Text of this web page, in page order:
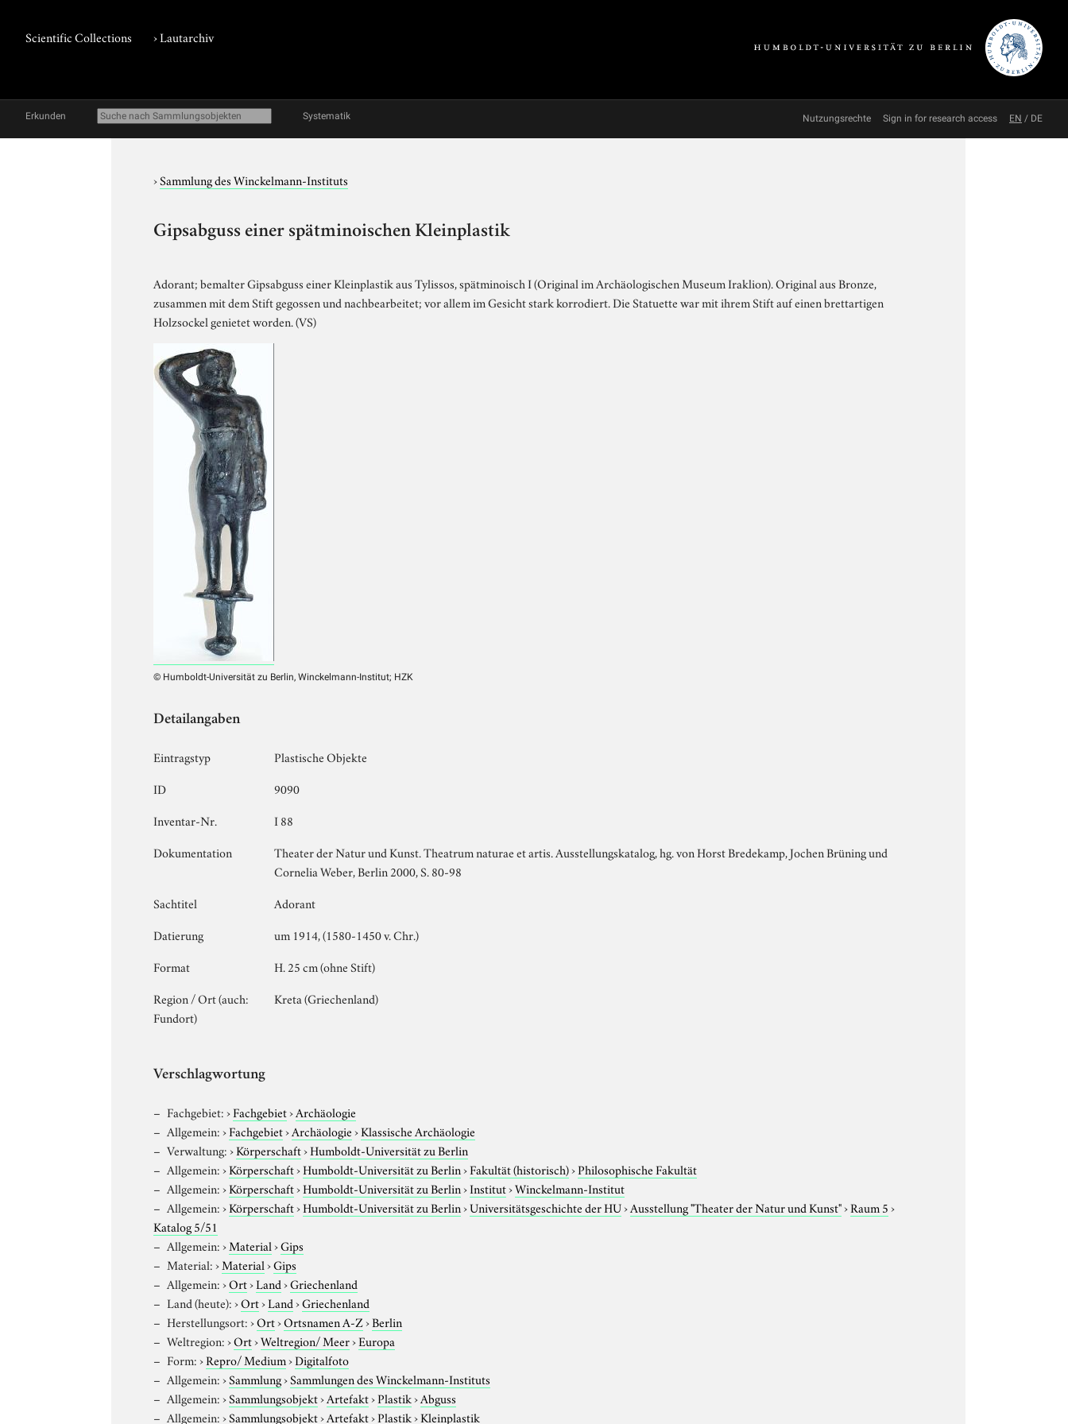
Scientific Collections ›Lautarchiv
Erkunden Systematik Nutzungsrechte Sign in for research access EN / DE
›Sammlung des Winckelmann-Instituts
Gipsabguss einer spätminoischen Kleinplastik
Adorant; bemalter Gipsabguss einer Kleinplastik aus Tylissos, spätminoisch I (Original im Archäologischen Museum Iraklion). Original aus Bronze,
zusammen mit dem Stift gegossen und nachbearbeitet; vor allem im Gesicht stark korrodiert. Die Statuette war mit ihrem Stift auf einen brettartigen
Holzsockel genietet worden. (VS)
© Humboldt-Universität zu Berlin, Winckelmann-Institut; HZK
Detailangaben
Eintragstyp
Plastische Objekte
ID
9090
Inventar-Nr.
I 88
Dokumentation
Theater der Natur und Kunst. Theatrum naturae et artis. Ausstellungskatalog, hg. von Horst Bredekamp, Jochen Brüning und
Cornelia Weber, Berlin 2000, S. 80-98
Sachtitel
Adorant
Datierung
um 1914, (1580-1450 v. Chr.)
Format
H. 25 cm (ohne Stift)
Region / Ort (auch:
Fundort)
Kreta (Griechenland)
Verschlagwortung
Fachgebiet:›Fachgebiet›Archäologie
Allgemein:›Fachgebiet›Archäologie›Klassische Archäologie
Verwaltung:›Körperschaft›Humboldt-Universität zu Berlin
Allgemein:›Körperschaft›Humboldt-Universität zu Berlin›Fakultät (historisch)›Philosophische Fakultät
Allgemein:›Körperschaft›Humboldt-Universität zu Berlin›Institut›Winckelmann-Institut
Allgemein:›Körperschaft›Humboldt-Universität zu Berlin›Universitätsgeschichte der HU›Ausstellung "Theater der Natur und Kunst"›Raum 5›
Katalog 5/51
Allgemein:›Material›Gips
Material:›Material›Gips
Allgemein:›Ort›Land›Griechenland
Land (heute):›Ort›Land›Griechenland
Herstellungsort:›Ort›Ortsnamen A-Z›Berlin
Weltregion:›Ort›Weltregion/ Meer›Europa
Form:›Repro/ Medium›Digitalfoto
Allgemein:›Sammlung›Sammlungen des Winckelmann-Instituts
Allgemein:›Sammlungsobjekt›Artefakt›Plastik›Abguss
Allgemein:›Sammlungsobjekt›Artefakt›Plastik›Kleinplastik